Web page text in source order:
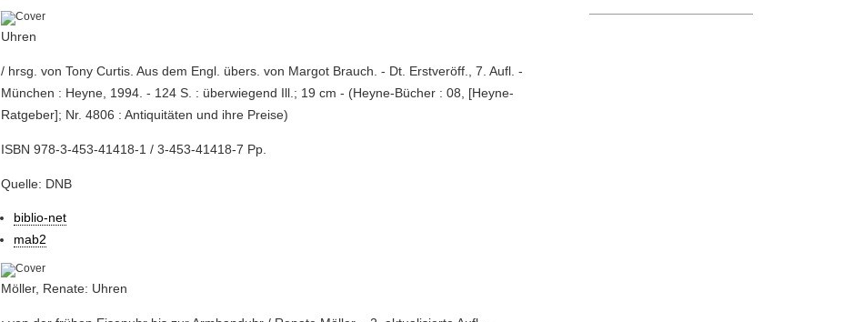
Uhren
/ hrsg. von Tony Curtis. Aus dem Engl. übers. von Margot Brauch. - Dt. Erstveröff., 7. Aufl. -
München : Heyne, 1994. - 124 S. : überwiegend Ill.; 19 cm - (Heyne-Bücher : 08, [Heyne-
Ratgeber]; Nr. 4806 : Antiquitäten und ihre Preise)
ISBN 978-3-453-41418-1 / 3-453-41418-7 Pp.
Quelle: DNB
biblio-net
mab2
Möller, Renate: Uhren